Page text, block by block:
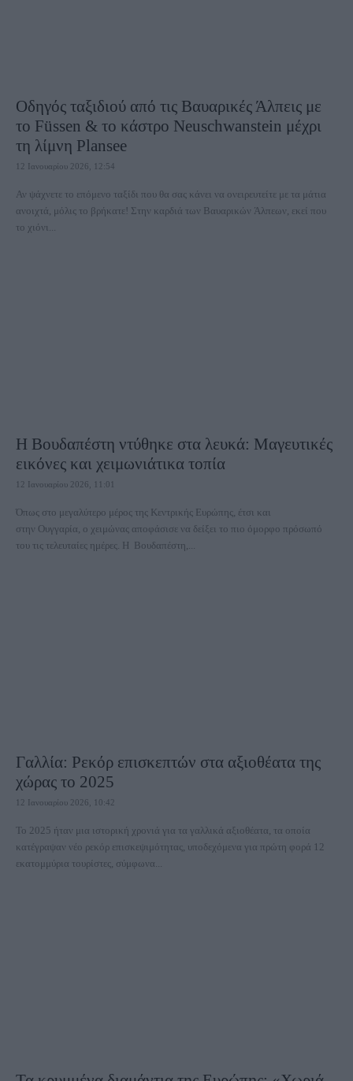
Οδηγός ταξιδιού από τις Βαυαρικές Άλπεις με
το Füssen & το κάστρο Neuschwanstein μέχρι
τη λίμνη Plansee
12 Ιανουαρίου 2026, 12:54
Αν ψάχνετε το επόμενο ταξίδι που θα σας κάνει να ονειρευτείτε με τα μάτια
ανοιχτά, μόλις το βρήκατε! Στην καρδιά των Βαυαρικών Άλπεων, εκεί που
το χιόνι...
Η Βουδαπέστη ντύθηκε στα λευκά: Mαγευτικές
εικόνες και χειμωνιάτικα τοπία
12 Ιανουαρίου 2026, 11:01
Όπως στο μεγαλύτερο μέρος της Κεντρικής Ευρώπης, έτσι και
στην Ουγγαρία, ο χειμώνας αποφάσισε να δείξει το πιο όμορφο πρόσωπό
του τις τελευταίες ημέρες. Η Βουδαπέστη,...
Γαλλία: Ρεκόρ επισκεπτών στα αξιοθέατα της
χώρας το 2025
12 Ιανουαρίου 2026, 10:42
Το 2025 ήταν μια ιστορική χρονιά για τα γαλλικά αξιοθέατα, τα οποία
κατέγραψαν νέο ρεκόρ επισκεψιμότητας, υποδεχόμενα για πρώτη φορά 12
εκατομμύρια τουρίστες, σύμφωνα...